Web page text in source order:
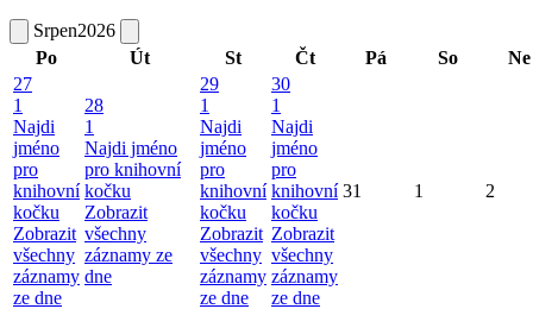
Srpen2026
Po
Út St Čt Pá So
Ne
27
1
Najdi
jméno
pro
knihovní
kočku
Zobrazit
všechny
záznamy
ze dne
28
1
Najdi jméno
pro knihovní
kočku
Zobrazit
všechny
záznamy ze
dne
29
1
Najdi
jméno
pro
knihovní
kočku
Zobrazit
všechny
záznamy
ze dne
30
1
Najdi
jméno
pro
knihovní
kočku
Zobrazit
všechny
záznamy
ze dne
31 1 2